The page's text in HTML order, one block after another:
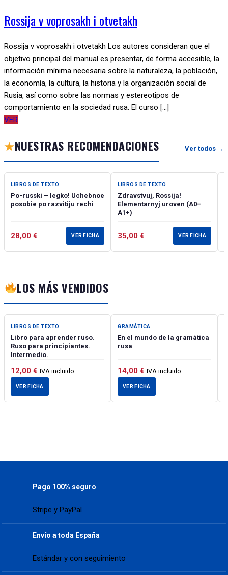
Rossija v voprosakh i otvetakh
Rossija v voprosakh i otvetakh Los autores consideran que el
objetivo principal del manual es presentar, de forma accesible, la
información mínima necesaria sobre la naturaleza, la población,
la economía, la cultura, la historia y la organización social de
Rusia, así como sobre las normas y estereotipos de
comportamiento en la sociedad rusa. El curso [...]
VER
★NUESTRAS RECOMENDACIONES Ver todos →
LIBROS DE TEXTO
Po-russki – legko! Uchebnoe
posobie po razvitiju rechi
28,00 € VER FICHA
LIBROS DE TEXTO
Zdravstvuj, Rossija!
Elementarnyj uroven (А0–
А1+)
35,00 € VER FICHA
LOS MÁS VENDIDOS
LIBROS DE TEXTO
Libro para aprender ruso.
Ruso para principiantes.
Intermedio.
12,00 € IVA incluido
VER FICHA
MÁS VENDIDO
GRAMÁTICA
En el mundo de la gramática
rusa
14,00 € IVA incluido
VER FICHA
Pago 100% seguro
Stripe y PayPal
Envío a toda España
Estándar y con seguimiento